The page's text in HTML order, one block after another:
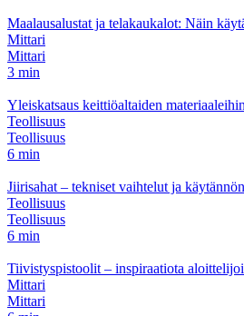
Maalausalustat ja telakaukalot: Näin
Mittari
Mittari
3 min
Yleiskatsaus keittiöaltaiden
Teollisuus
Teollisuus
6 min
Jiirisahat – tekniset vaihtelut ja
Teollisuus
Teollisuus
6 min
Tiivistyspistoolit – inspiraatiota
Mittari
Mittari